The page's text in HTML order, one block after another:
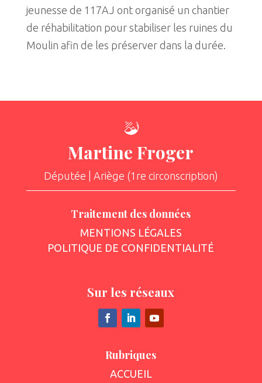
jeunesse de 117AJ ont organisé un chantier
de réhabilitation pour stabiliser les ruines du
Moulin afin de les préserver dans la durée.
Martine Froger
Députée | Ariège (1re circonscription)
Traitement des données
MENTIONS LÉGALES
POLITIQUE DE CONFIDENTIALITÉ
Sur les réseaux
Rubriques
ACCUEIL